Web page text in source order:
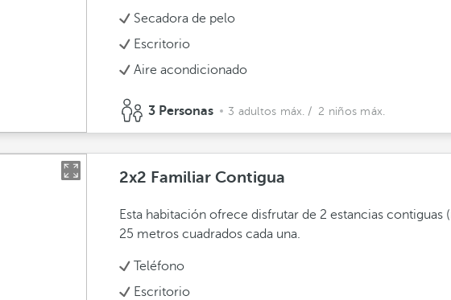
Secadora de pelo
Escritorio
Aire acondicionado
3 Personas 3 adultos máx. / 2 niños máx.
2x2 Familiar Contigua
Esta habitación ofrece disfrutar de 2 estancias contiguas
25 metros cuadrados cada una.
Teléfono
Escritorio